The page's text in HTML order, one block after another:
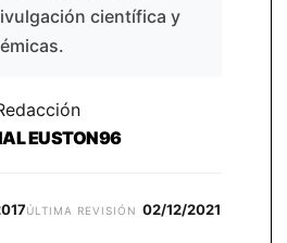
científica y
EUSTON96
ÚLTIMA REVISIÓN 02/12/2021